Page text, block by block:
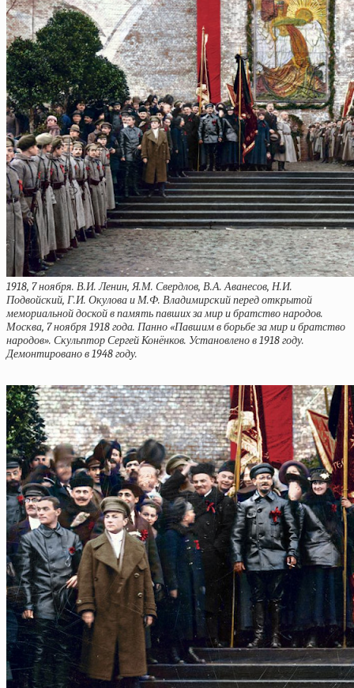
1918, 7 ноября. В.И. Ленин, Я.М. Свердлов, В.А. Аванесов, Н.И.
Подвойский, Г.И. Окулова и М.Ф. Владимирский перед открытой
мемориальной доской в память павших за мир и братство народов.
Москва, 7 ноября 1918 года. Панно «Павшим в борьбе за мир и братство
народов». Скульптор Сергей Конёнков. Установлено в 1918 году.
Демонтировано в 1948 году.